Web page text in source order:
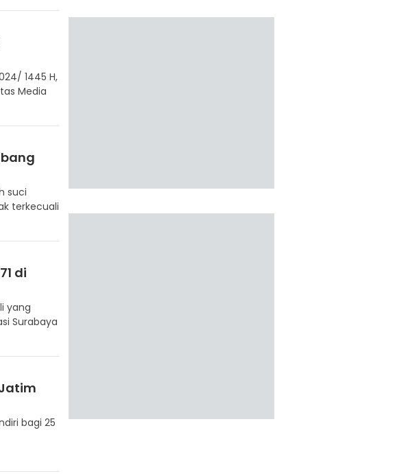
1445 H,
Media
suci
terkecuali
di
yang
Surabaya
bagi 25